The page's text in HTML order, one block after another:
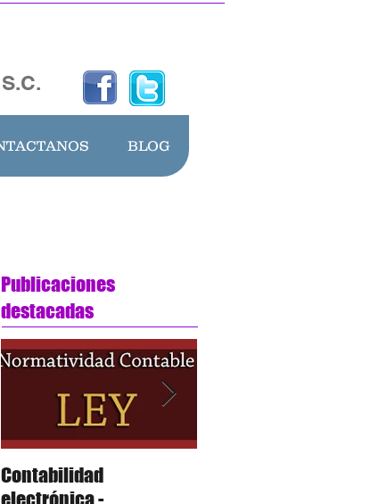
BLOG
Publicaciones
destacadas
Contabilidad
electrónica -